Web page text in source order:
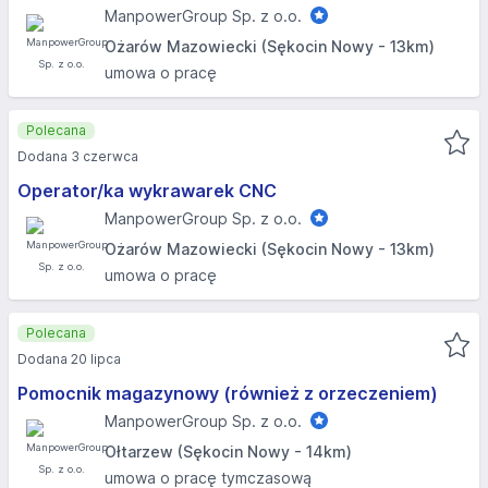
ManpowerGroup Sp. z o.o.
Ożarów Mazowiecki (Sękocin Nowy - 13km)
umowa o pracę
Operator/ka wykrawarek CNC
ManpowerGroup Sp. z o.o.
Ożarów Mazowiecki (Sękocin Nowy - 13km)
umowa o pracę
Polecana
Dodana 3 czerwca
Pomocnik magazynowy (również z orzeczeniem)
ManpowerGroup Sp. z o.o.
Ołtarzew (Sękocin Nowy - 14km)
umowa o pracę tymczasową
Polecana
Dodana 20 lipca